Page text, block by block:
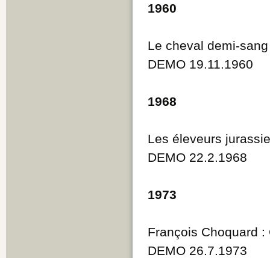
1960
Le cheval demi-
DEMO 19.11.1960
1968
Les éleveurs
DEMO 22.2.1968
1973
François Choquard
DEMO 26.7.1973